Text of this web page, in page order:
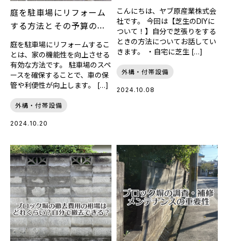
庭を駐車場にリフォーム
する方法とその予算の目
安とは？
庭を駐車場にリフォームするこ
とは、家の機能性を向上させる
有効な方法です。 駐車場のスペ
ースを確保することで、車の保
管や利便性が向上します。 […]
外構・付帯設備
2024.10.20
法！！
こんにちは、ヤブ原産業株式会
社です。 今回は【芝生のDIYに
ついて！】自分で芝張りをする
ときの方法についてお話してい
きます。 ・自宅に芝生 […]
外構・付帯設備
2024.10.08